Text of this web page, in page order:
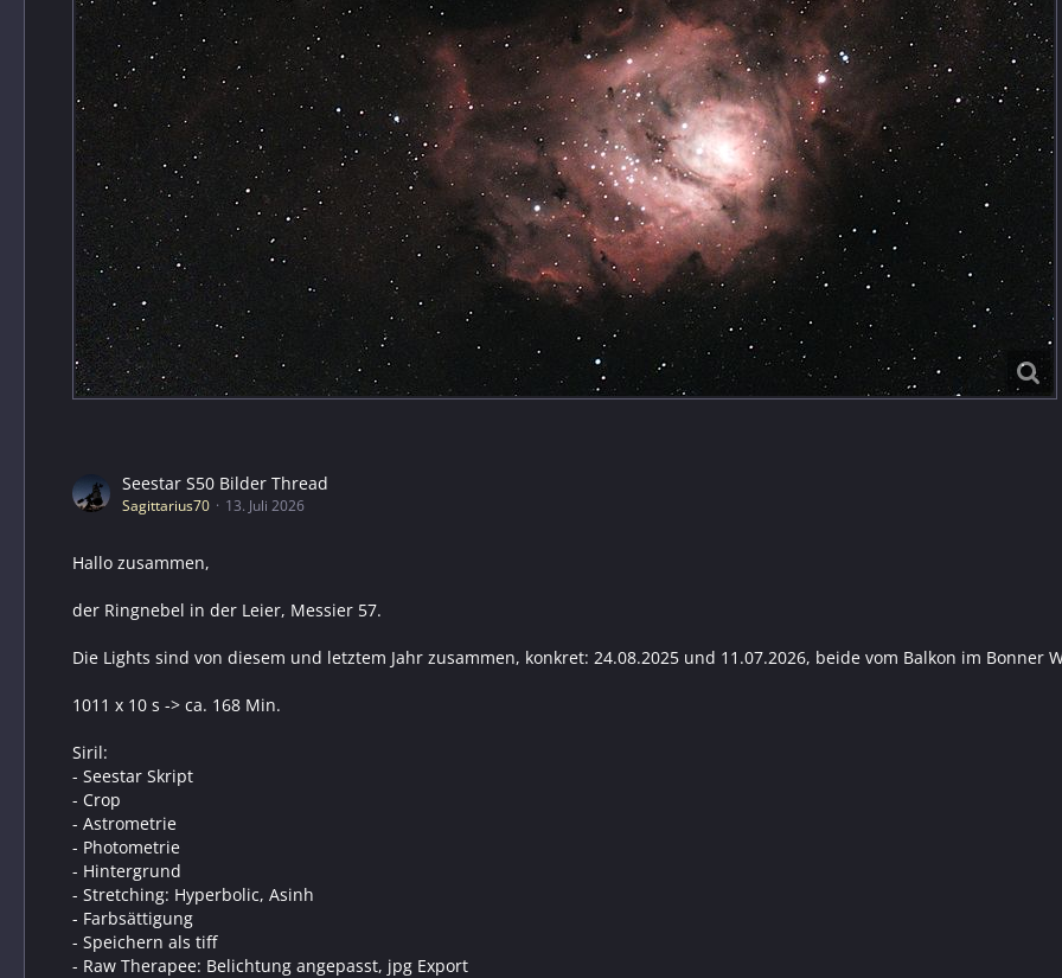
Seestar S50 Bilder Thread
Sagittarius70 13. Juli 2026
Hallo zusammen,
der Ringnebel in der Leier, Messier 57.
Die Lights sind von diesem und letztem Jahr zusammen, konkret: 24.08.2025 und 11.07.2026, beide vom Balkon im Bonner
1011 x 10 s -> ca. 168 Min.
Siril:
- Seestar Skript
- Crop
- Astrometrie
- Photometrie
- Hintergrund
- Stretching: Hyperbolic, Asinh
- Farbsättigung
- Speichern als tiff
- Raw Therapee: Belichtung angepasst, jpg Export